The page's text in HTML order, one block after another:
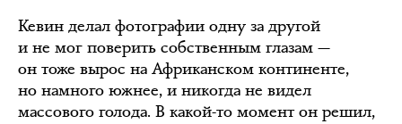
Кевин делал фотографии одну за другой
и не мог поверить собственным глазам —
он тоже вырос на Африканском континенте,
но намного южнее, и никогда не видел
массового голода. В какой-то момент он решил,